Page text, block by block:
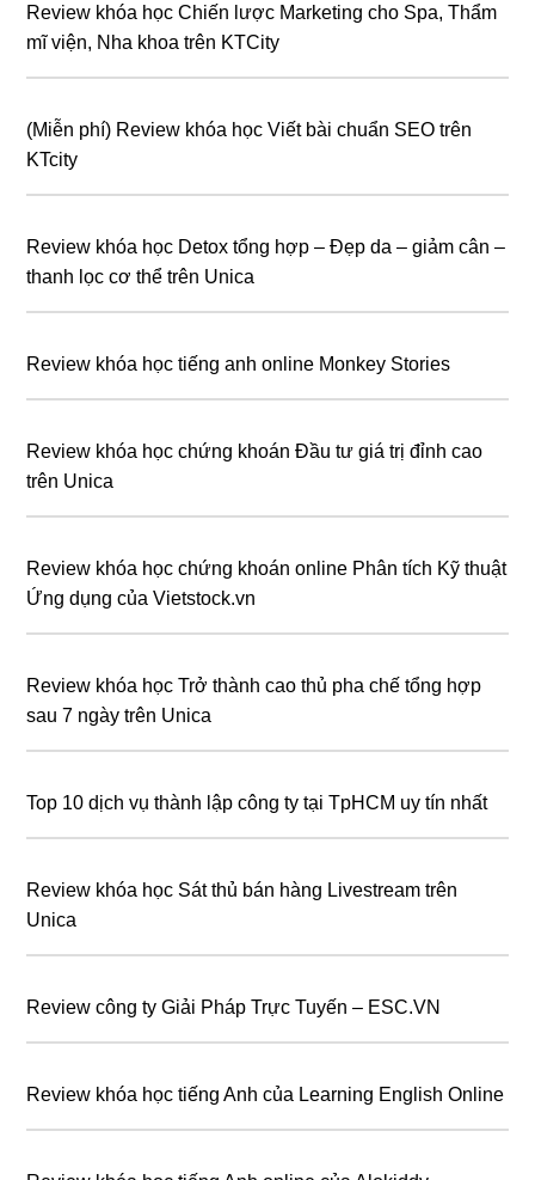
Review khóa học Chiến lược Marketing cho Spa, Thẩm
mĩ viện, Nha khoa trên KTCity
(Miễn phí) Review khóa học Viết bài chuẩn SEO trên
KTcity
Review khóa học Detox tổng hợp – Đẹp da – giảm cân –
thanh lọc cơ thể trên Unica
Review khóa học tiếng anh online Monkey Stories
Review khóa học chứng khoán Đầu tư giá trị đỉnh cao
trên Unica
Review khóa học chứng khoán online Phân tích Kỹ thuật
Ứng dụng của Vietstock.vn
Review khóa học Trở thành cao thủ pha chế tổng hợp
sau 7 ngày trên Unica
Top 10 dịch vụ thành lập công ty tại TpHCM uy tín nhất
Review khóa học Sát thủ bán hàng Livestream trên
Unica
Review công ty Giải Pháp Trực Tuyến – ESC.VN
Review khóa học tiếng Anh của Learning English Online